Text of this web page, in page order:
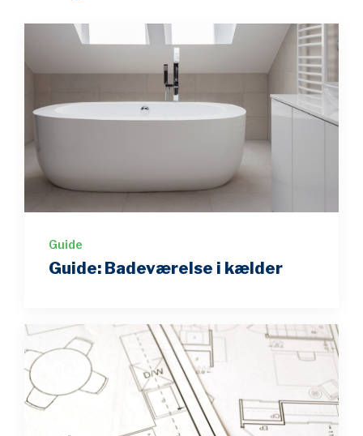
Guide
Guide: Badeværelse i kælder